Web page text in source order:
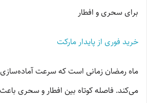
برای سحری و افطار
خرید فوری از پایدار مارکت
ماه رمضان زمانی است که سرعت
می‌کند. فاصله کوتاه بین افطار و سحری